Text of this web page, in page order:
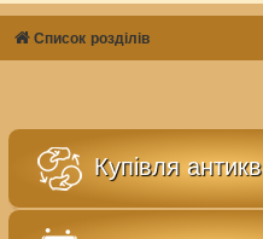
Список розділів
Купівля